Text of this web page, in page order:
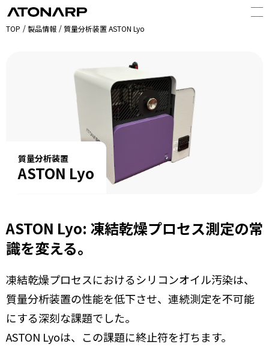
TOP 製品情報 質量分析装置 ASTON Lyo
質量分析装置
ASTON Lyo
ASTON Lyo: 凍結乾燥プロセス測定の常
識を変える。
凍結乾燥プロセスにおけるシリコンオイル汚染は、
質量分析装置の性能を低下させ、連続測定を不可能
にする深刻な課題でした。
ASTON Lyoは、この課題に終止符を打ちます。